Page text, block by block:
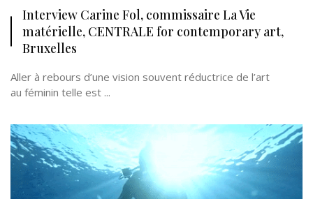
Interview Carine Fol, commissaire La Vie
matérielle, CENTRALE for contemporary art,
Bruxelles
Aller à rebours d’une vision souvent réductrice de l’art
au féminin telle est ...